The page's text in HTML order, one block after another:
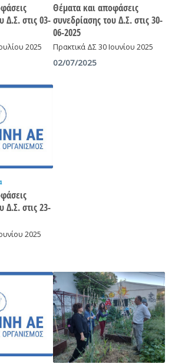
Δ.Σ. στις 03-
2025
Θέματα και αποφάσεις
συνεδρίασης του Δ.Σ. στις 30-
06-2025
Πρακτικά ΔΣ 30 Ιουνίου 2025
02/07/2025
Δ.Σ. στις 23-
2025